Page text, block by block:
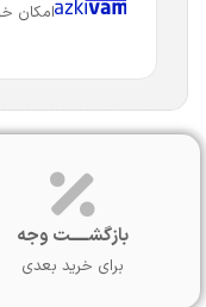
امکان
بازگشـــــت وجه
برای خرید بعدی